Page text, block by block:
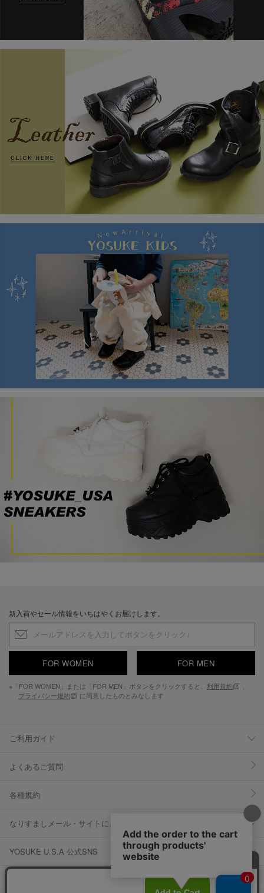
新入荷やセール情報をいちはやくお届けします。
FOR WOMEN FOR MEN
※「FOR WOMEN」または「FOR MEN」ボタンをクリックすると、 利用規約
プライバシー規約
に同意したものとみなします
ご利用ガイド
よくあるご質問
各種規約
なりすましメール・サイトにご注意ください
YOSUKE U.S.A 公式SNS